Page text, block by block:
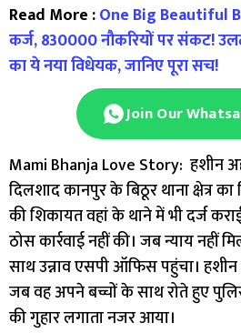
Read More :One Big Beautiful
कर्ज, 830000 नौकरियों पर संकट!
का ये नया विधेयक, जानिए पूरा सच!
Join Our
Mami Bhanja Love Story: हशीन
दिलशाद कानपुर के बिठूर थाना क्षेत्र
की शिकायत वहां के थाने में भी दर्ज
ठोस कार्रवाई नहीं की। जब न्याय नहीं
साथ उन्नाव एसपी ऑफिस पहुंचा।
जब वह अपने बच्चों के साथ रोते हुए
की गुहार लगाता नजर आया।